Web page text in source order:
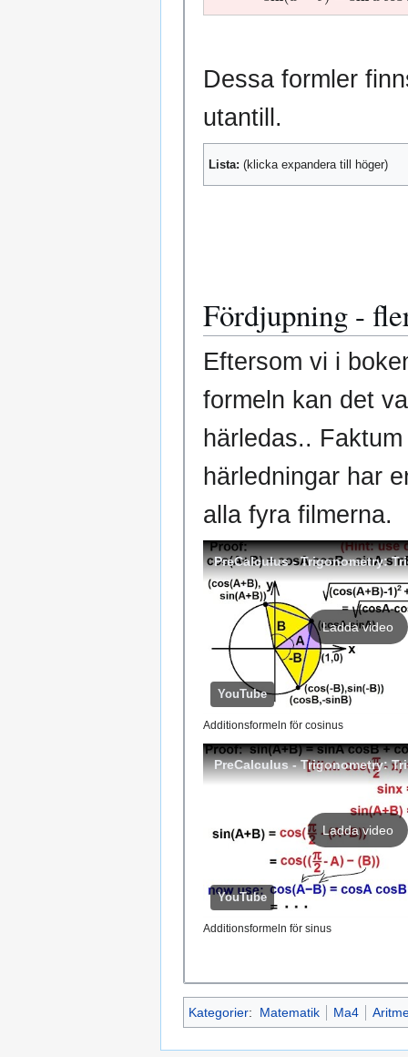
Dessa formler
utantill.
Lista: (klicka expandera till höger)
Fördjupning -
Eftersom vi i
formeln kan det vara
härledas..
härledningar har
alla fyra filmerna.
PreCalculus - Trigonometry:
Ladda video
YouTube
Additionsformeln för cosinus
PreCalculus - Trigonometry:
Ladda video
YouTube
Additionsformeln för sinus
Kategorier: Matematik Ma4